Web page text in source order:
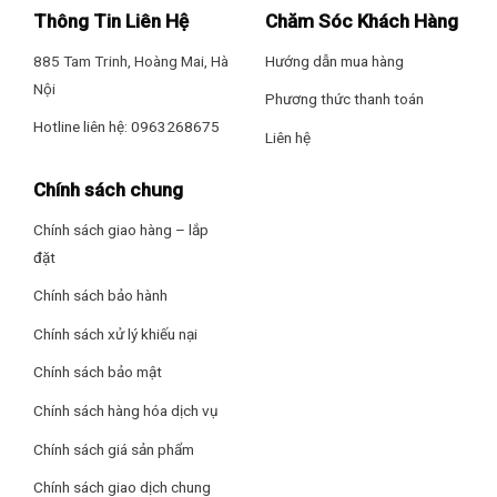
Công nghệ âm thanh
Tổng công suất loa: 20W
Số lượng loa: 2 loa
Âm thanh vòm: Dolby Audio
– DTS-X
– DTS Virtual:X
Kết nối không dây: Bluetooth 5.0
Phần khung kim loại thanh thoát, sắc sảo mang lại nét sang
Thông Tin Liên Hệ
885 Tam Trinh, Hoàng Mai, Hà
Nội
Hotline liên hệ: 0963268675
Chăm Sóc Khách Hàng
Hướng dẫn mua hàng
Phương thức thanh toán
Liên hệ
Chính sách chung
Chính sách giao hàng – lắp
đặt
Chính sách bảo hành
Chính sách xử lý khiếu nại
Chính sách bảo mật
Chính sách hàng hóa dịch vụ
Chính sách giá sản phẩm
Chính sách giao dịch chung